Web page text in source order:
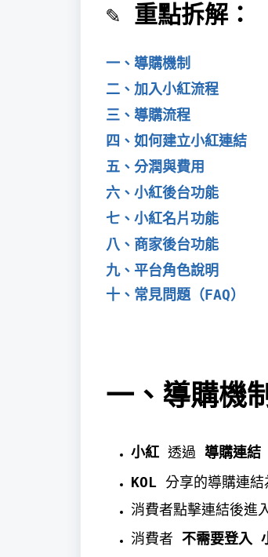
✎ 重點拆解：
一、導購機制
二、加入小紅流程
三、導購流程
四、如何建立小紅連結
五、分潤與費用
六、小紅後台功能
七、小紅名片功能
八、商家後台功能
九、平台角色說明
十、常見問題（FAQ）
一、導購機
小紅 透過 導購連結
KOL 分享的導購連結
消費者點擊連結後進
消費者 不需要登入